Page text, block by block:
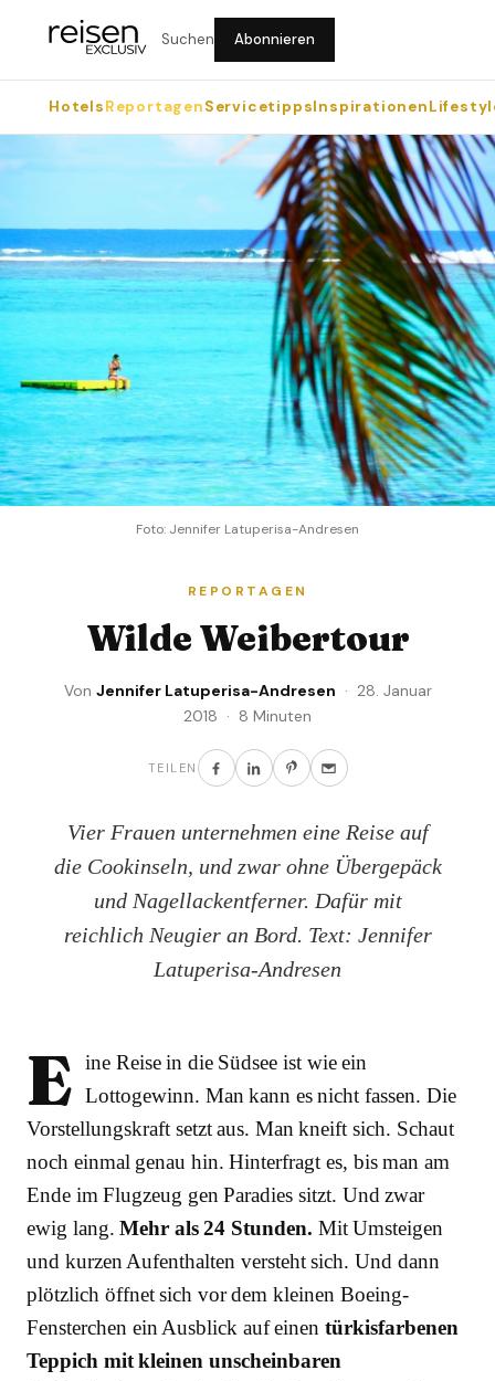
Suchen Abonnieren
HotelsReportagenServicetippsInspirationen
Foto: Jennifer Latuperisa-Andresen
REPORTAGEN
Wilde Weibertour
Von Jennifer Latuperisa-Andresen · 28. Januar
2018 · 8 Minuten
TEILEN
Vier Frauen unternehmen eine Reise auf
die Cookinseln, und zwar ohne Übergepäck
und Nagellackentferner. Dafür mit
reichlich Neugier an Bord. Text: Jennifer
Latuperisa-Andresen
E ine Reise in die Südsee ist wie ein
Lottogewinn. Man kann es nicht fassen. Die
Vorstellungskraft setzt aus. Man kneift sich. Schaut
noch einmal genau hin. Hinterfragt es, bis man am
Ende im Flugzeug gen Paradies sitzt. Und zwar
ewig lang.Mehr als 24 Stunden. Mit Umsteigen
und kurzen Aufenthalten versteht sich. Und dann
plötzlich öffnet sich vor dem kleinen Boeing-
Fensterchen ein Ausblick auf einentürkisfarbenen
Teppich mit kleinen unscheinbaren